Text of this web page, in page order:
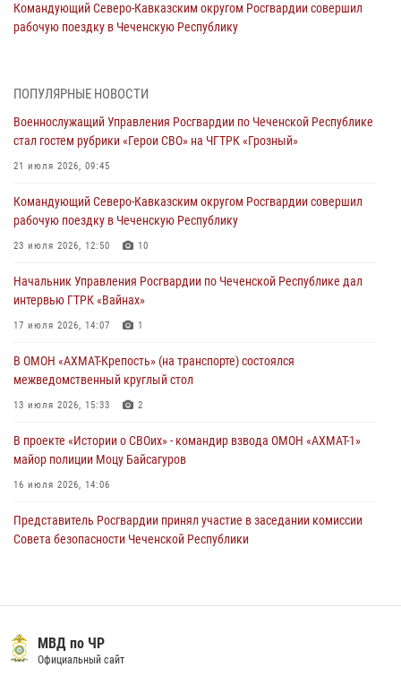
Командующий Северо-Кавказским округом Росгвардии совершил
рабочую поездку в Чеченскую Республику
Военнослужащий Управления Росгвардии по Чеченской Республике
21 июля 2026, 09:45
В ДНР росгвардейцы уничтожили около 80 вражеских
19 июля 2026, 13:50
В Грозном Росгвардия обеспечила безопасность конно-спортивных
18 июля 2026, 13:46
Начальник Управления Росгвардии по Чеченской Республике дал
17 июля 2026, 14:07
ПОПУЛЯРНЫЕ НОВОСТИ
Военнослужащий Управления Росгвардии по Чеченской Республике
стал гостем рубрики «Герои СВО» на ЧГТРК «Грозный»
21 июля 2026, 09:45
Командующий Северо-Кавказским округом Росгвардии совершил
рабочую поездку в Чеченскую Республику
23 июля 2026, 12:50 10
Начальник Управления Росгвардии по Чеченской Республике дал
интервью ГТРК «Вайнах»
17 июля 2026, 14:07 1
В ОМОН «АХМАТ-Крепость» (на транспорте) состоялся
межведомственный круглый стол
13 июля 2026, 15:33 2
В проекте «Истории о СВОих» - командир взвода ОМОН «АХМАТ-1»
майор полиции Моцу Байсагуров
16 июля 2026, 14:06
Представитель Росгвардии принял участие в заседании комиссии
Совета безопасности Чеченской Республики
10 июля 2026, 18:25
МВД по ЧР
Официальный сайт